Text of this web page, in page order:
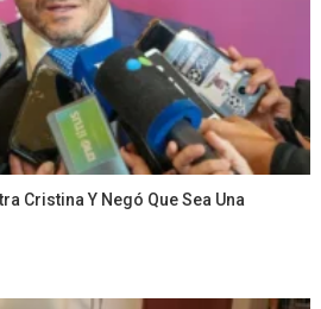
Cristina Y Negó Que Sea Una